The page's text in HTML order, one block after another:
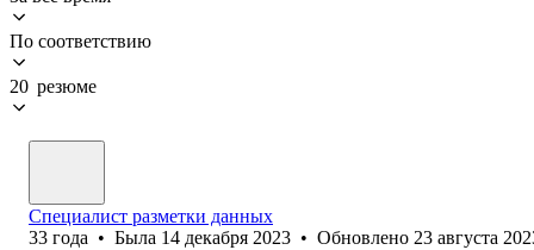
По соответствию
20 резюме
Специалист разметки данных
33 года • Была 14 декабря 2023 • Обновлено 23 августа